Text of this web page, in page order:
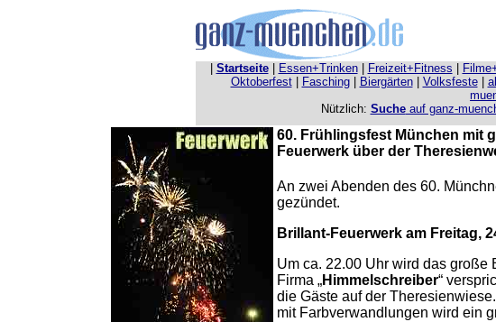
Startseite| Essen+Trinken| Freizeit+Fitness
Oktoberfest| Fasching| Biergärten| Volksfeste|
Nützlich: Sucheauf ganz-
60. Frühlingsfest München mit
Feuerwerk über der
An zwei Abenden des 60.
gezündet.
Brillant-Feuerwerk am Freitag,
Um ca. 22.00 Uhr wird das
Firma „Himmelschreiber“
die Gäste auf der
mit Farbverwandlungen wird ein